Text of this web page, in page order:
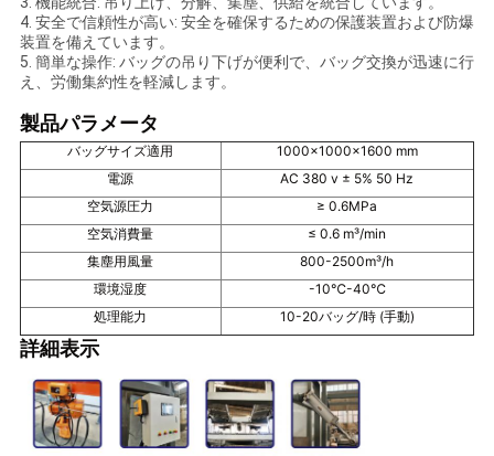
さ
い
SITEMAP
プ
ラ
イ
バ
4. 安全で信頼性が高い: 安全を確保するための保護装置および防爆
装置を備えています。
5. 簡単な操作: バッグの吊り下げが便利で、バッグ交換が迅速に行
え、労働集約性を軽減します。
製品パラメータ
バッグサイズ適用
1000x1000x1600 mm
電源
AC 380 v ± 5% 50 Hz
空気源圧力
≥ 0.6MPa
空気消費量
≤ 0.6 m³/min
集塵用風量
800-2500m³/h
環境湿度
-10℃-40℃
処理能力
10-20バッグ/時 (手動)
詳細表示